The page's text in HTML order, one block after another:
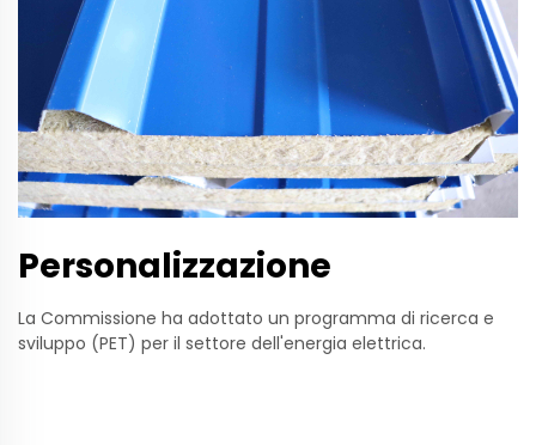
Personalizzazione
La Commissione ha adottato un programma di ricerca e
sviluppo (PET) per il settore dell'energia elettrica.